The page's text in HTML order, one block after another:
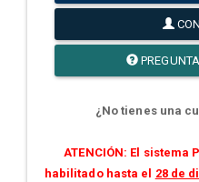
¿No tienes una
ATENCIÓN: El sistema
habilitado hasta el 28 de